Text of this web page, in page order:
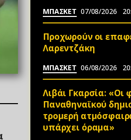
ΜΠΑΣΚΕΤ 07/08/2026
Προχωρούν οι
Λαρεντζάκη
ΜΠΑΣΚΕΤ 06/08/2026
Λιβάι Γκαρσία: «Οι
Παναθηναϊκού
τρομερή
υπάρχει όραμα»